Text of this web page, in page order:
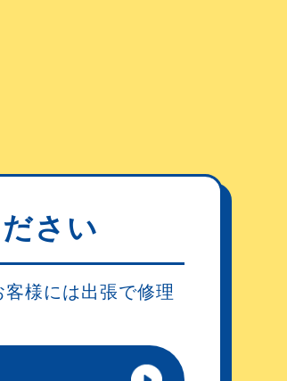
さい
様には出張で修理